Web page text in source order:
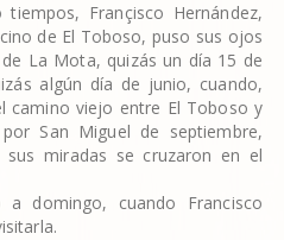
Françisco Hernández,
de El Toboso, puso sus ojos
La Mota, quizás un día 15 de
algún día de junio, cuando,
camino viejo entre El Toboso y
San Miguel de septiembre,
sus miradas se cruzaron en el
domingo, cuando Francisco